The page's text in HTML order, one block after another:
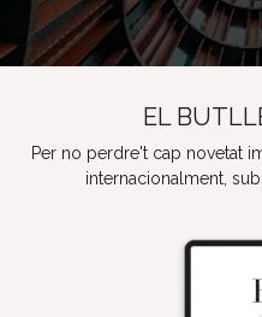
EL
Per no perdre't cap novetat
internacionalment,